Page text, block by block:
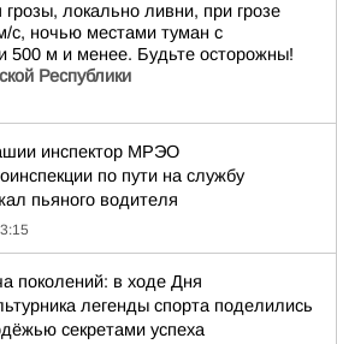
локально ливни, при грозе
с, ночью местами туман с
500 м и менее. Будьте осторожны!
Республики
инспектор МРЭО
по пути на службу
пьяного водителя
поколений: в ходе Дня
легенды спорта поделились
секретами успеха